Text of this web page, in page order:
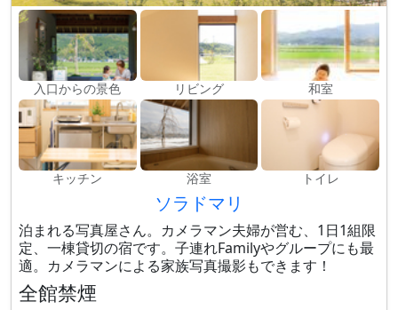
入口からの景色 リビング 和室
キッチン 浴室 トイレ
ソラドマリ
泊まれる写真屋さん。カメラマン夫婦が営む、1日1組限
定、一棟貸切の宿です。子連れFamilyやグループにも最
適。カメラマンによる家族写真撮影もできます！
全館禁煙